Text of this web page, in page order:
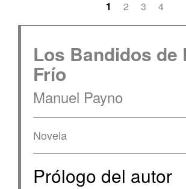
1 2 3 4
Los Bandidos de
Frío
Manuel Payno
Novela
Prólogo del autor